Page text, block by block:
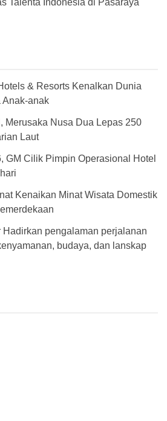
& Resorts Kenalkan Dunia
Anak-anak
Merusaka Nusa Dua Lepas 250
Laut
GM Cilik Pimpin Operasional Hotel
Kenaikan Minat Wisata Domestik
Hadirkan pengalaman perjalanan
budaya, dan lanskap